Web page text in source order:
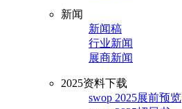
新闻
新闻稿
行业新闻
展商新闻
2025资料下载
swop 2025展前预览